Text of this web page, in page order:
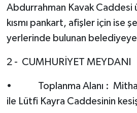
Abdurrahman Kavak Caddesi
kısmı pankart, afişler için ise
yerlerinde bulunan
2 - CUMHURİYET MEYDANI
• Toplanma Alanı :
ile Lütfi Kayra Caddesinin